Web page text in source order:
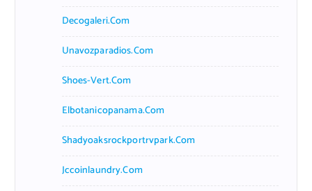
Decogaleri.com
Unavozparadios.com
Shoes-Vert.com
Elbotanicopanama.com
Shadyoaksrockportrvpark.com
Jccoinlaundry.com